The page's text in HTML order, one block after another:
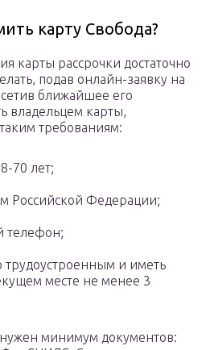
карту Свобода?
карты рассрочки достаточно
подав онлайн-заявку на
ближайшее его
владельцем карты,
требованиям:
70 лет;
Российской Федерации;
телефон;
и иметь
месте не менее 3
минимум документов: